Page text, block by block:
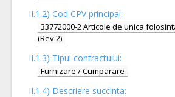
II.1.2) Cod CPV principal:
33772000-2 Articole de unica
(Rev.2)
II.1.3) Tipul contractului:
Furnizare / Cumparare
II.1.4) Descriere succinta: